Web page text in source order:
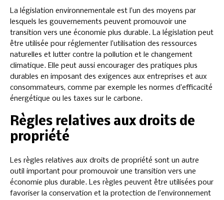
La législation environnementale est l’un des moyens par
lesquels les gouvernements peuvent promouvoir une
transition vers une économie plus durable. La législation peut
être utilisée pour réglementer l’utilisation des ressources
naturelles et lutter contre la pollution et le changement
climatique. Elle peut aussi encourager des pratiques plus
durables en imposant des exigences aux entreprises et aux
consommateurs, comme par exemple les normes d’efficacité
énergétique ou les taxes sur le carbone.
Règles relatives aux droits de
propriété
Les règles relatives aux droits de propriété sont un autre
outil important pour promouvoir une transition vers une
économie plus durable. Les règles peuvent être utilisées pour
favoriser la conservation et la protection de l’environnement